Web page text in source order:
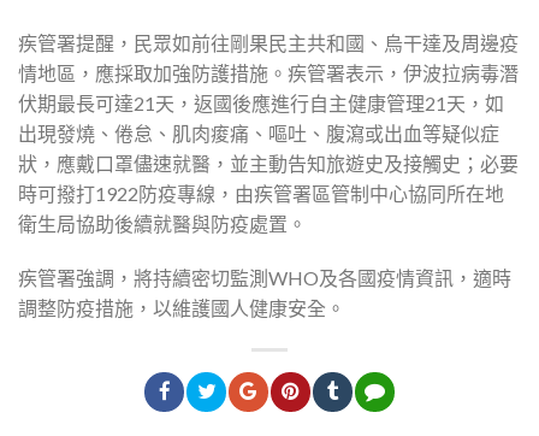
疾管署提醒，民眾如前往剛果民主共和國、烏干達及周邊疫
情地區，應採取加強防護措施。疾管署表示，伊波拉病毒潛
伏期最長可達21天，返國後應進行自主健康管理21天，如
出現發燒、倦怠、肌肉痠痛、嘔吐、腹瀉或出血等疑似症
狀，應戴口罩儘速就醫，並主動告知旅遊史及接觸史；必要
時可撥打1922防疫專線，由疾管署區管制中心協同所在地
衛生局協助後續就醫與防疫處置。
疾管署強調，將持續密切監測WHO及各國疫情資訊，適時
調整防疫措施，以維護國人健康安全。